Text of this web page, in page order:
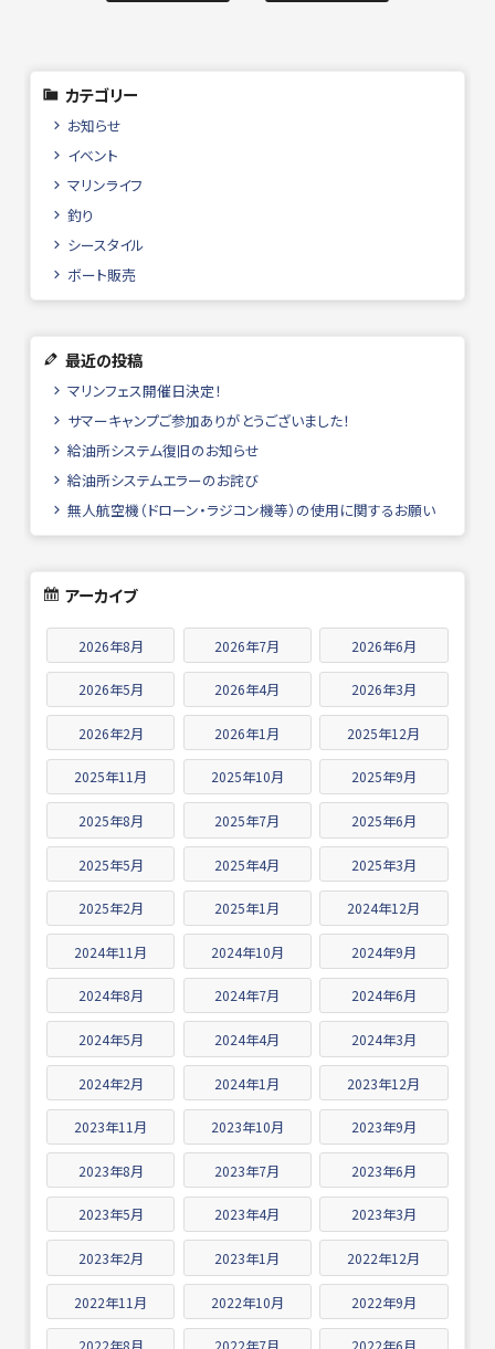
カテゴリー
お知らせ
イベント
マリンライフ
釣り
シースタイル
ボート販売
最近の投稿
マリンフェス開催日決定！
サマーキャンプご参加ありがとうございました！
給油所システム復旧のお知らせ
給油所システムエラーのお詫び
無人航空機（ドローン・ラジコン機等）の使用に関するお願い
アーカイブ
2026年8月 2026年7月 2026年6月
2026年5月 2026年4月 2026年3月
2026年2月 2026年1月 2025年12月
2025年11月 2025年10月 2025年9月
2025年8月 2025年7月 2025年6月
2025年5月 2025年4月 2025年3月
2025年2月 2025年1月 2024年12月
2024年11月 2024年10月 2024年9月
2024年8月 2024年7月 2024年6月
2024年5月 2024年4月 2024年3月
2024年2月 2024年1月 2023年12月
2023年11月 2023年10月 2023年9月
2023年8月 2023年7月 2023年6月
2023年5月 2023年4月 2023年3月
2023年2月 2023年1月 2022年12月
2022年11月 2022年10月 2022年9月